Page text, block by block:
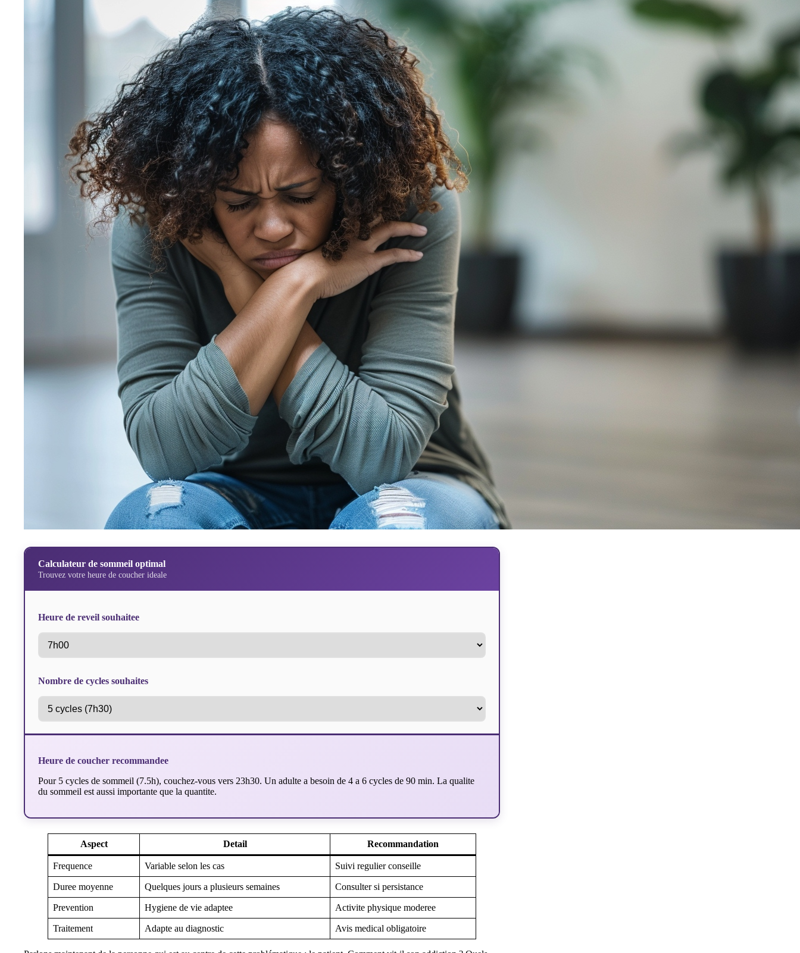
Calculateur de sommeil optimal
Trouvez votre heure de coucher ideale
Heure de reveil souhaitee
Nombre de cycles souhaites
Heure de coucher recommandee
Pour 5 cycles de sommeil (7.5h), couchez-vous vers 23h30. Un adulte a besoin de 4 a 6 cycles de 90 min. La qualite
du sommeil est aussi importante que la quantite.
Aspect Detail Recommandation
Frequence Variable selon les cas Suivi regulier conseille
Duree moyenne Quelques jours a plusieurs semaines Consulter si persistance
Prevention Hygiene de vie adaptee Activite physique moderee
Traitement Adapte au diagnostic Avis medical obligatoire